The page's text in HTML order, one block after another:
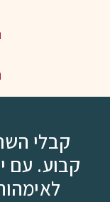
קבלי
קבוע. עם